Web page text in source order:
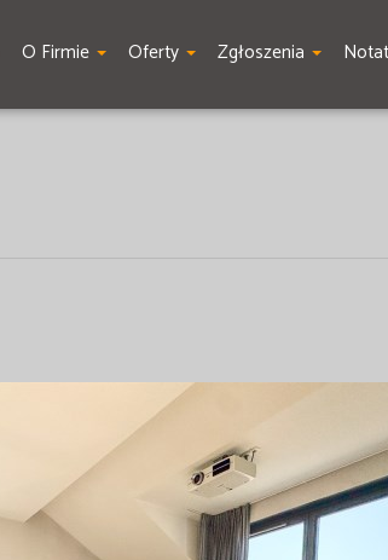
O Firmie Oferty Zgłoszenia